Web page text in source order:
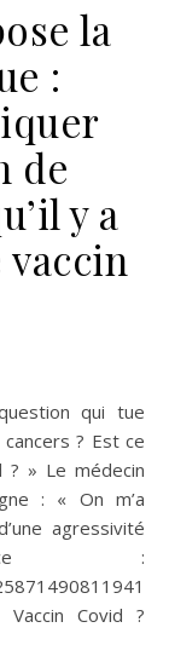
la
:
de
y a
? Est ce
? » Le médecin
: « On m’a
agressivité
:
Covid ?